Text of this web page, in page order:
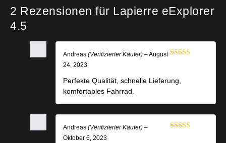
2 Rezensionen für Lapierre eExplorer
4.5
Andreas (Verifizierter Käufer) – August
24, 2023
Perfekte Qualität, schnelle Lieferung,
komfortables Fahrrad.
Andreas (Verifizierter Käufer) –
Oktober 6, 2023